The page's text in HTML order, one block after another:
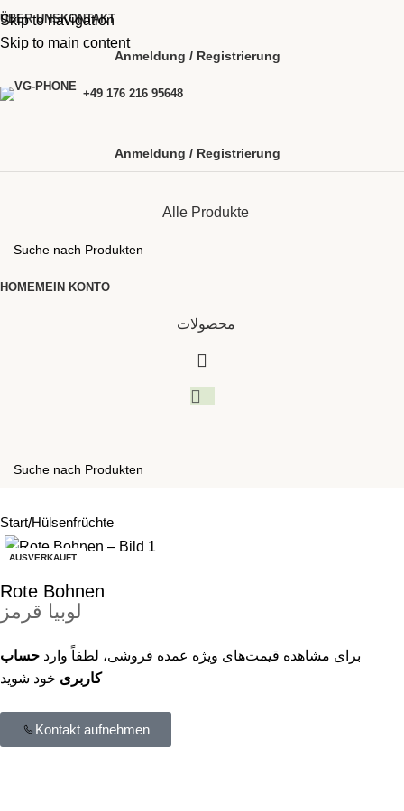
Skip to navigation
Skip to main content
ÜBER UNSKONTAKT
Anmeldung / Registrierung
+49 176 216 95648
Anmeldung / Registrierung
Alle Produkte
HOMEMEIN KONTO
محصولات
Start Hülsenfrüchte
AUSVERKAUFT
Rote Bohnen
لوبیا قرمز
برای مشاهده قیمت‌های ویژه عمده‌ فروشی، لطفاً وارد حساب
کاربری خود شوید
Kontakt aufnehmen